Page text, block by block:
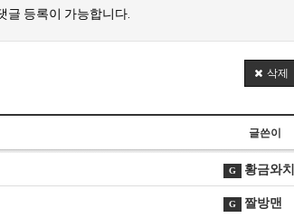
글 등록이 가능합니다.
삭제
글쓴이
G 황금와치
G 짤방맨